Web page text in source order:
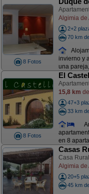
8 Fotos
Algimia de
2+2
70 km
invierno y
una
8 Fotos
El
15,8 km
47+3
33 km
en 8
Casas
Casa
Algimia de
20+5
45 km